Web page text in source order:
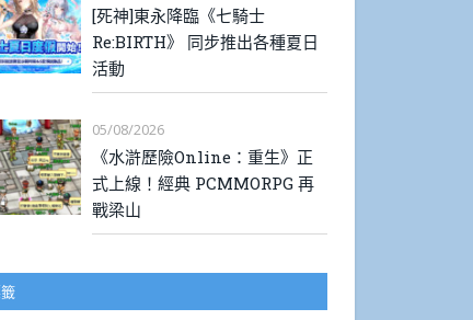
[死神]東永降臨《七騎士
Re:BIRTH》 同步推出各種夏日
活動
05/08/2026
《水滸歷險Online：重生》正
式上線！經典 PCMMORPG 再
戰梁山